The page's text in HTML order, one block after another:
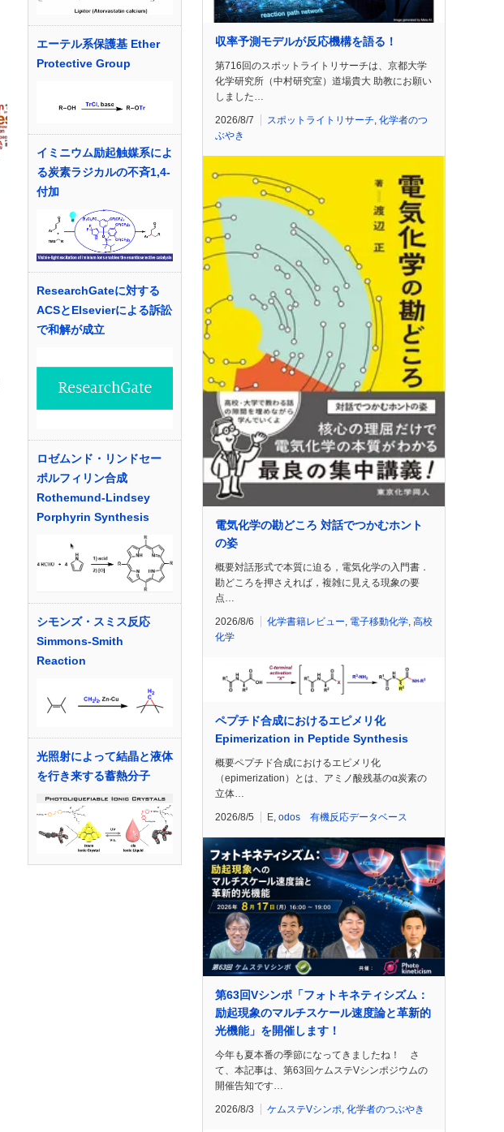
エーテル系保護基 Ether
Protective Group
イミニウム励起触媒系によ
る炭素ラジカルの不斉1,4-
付加
ResearchGateに対する
ACSとElsevierによる訴訟
で和解が成立
ロゼムンド・リンドセー
ポルフィリン合成
Rothemund-Lindsey
Porphyrin Synthesis
シモンズ・スミス反応
Simmons-Smith
Reaction
光照射によって結晶と液体
を行き来する蓄熱分子
収率予測モデルが反応機構を語る！
第716回のスポットライトリサーチは、京都大学
化学研究所（中村研究室）道場貴大 助教にお願い
しました…
2026/8/7 スポットライトリサーチ 化学者のつ
ぶやき
電気化学の勘どころ 対話でつかむホント
の姿
概要対話形式で本質に迫る，電気化学の入門書．
勘どころを押さえれば，複雑に見える現象の要
点…
2026/8/6 化学書籍レビュー 電子移動化学 高校
化学
ペプチド合成におけるエピメリ化
Epimerization in Peptide Synthesis
概要ペプチド合成におけるエピメリ化
（epimerization）とは、アミノ酸残基のα炭素の
立体…
2026/8/5 E odos 有機反応データベース
第63回Vシンポ「フォトキネティシズム：
励起現象のマルチスケール速度論と革新的
光機能」を開催します！
今年も夏本番の季節になってきましたね！ さ
て、本記事は、第63回ケムステVシンポジウムの
開催告知です…
2026/8/3 ケムステVシンポ, 化学者のつぶやき